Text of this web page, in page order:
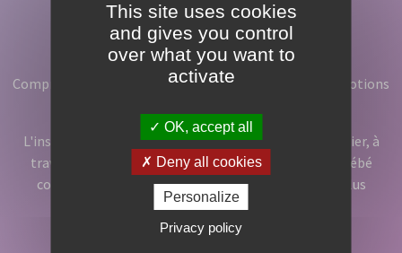
Comprendre
Comprendre que chaque enfant vit avec ses propres émotions
L'instructeur (trice) accompagne les parents à identifier, à
travers une observation fine, tous les signes que le bébé
communique. Les parents peuvent ainsi répondre plus
justement à ses besoins essentiels.
This site uses cookies
and gives you control
over what you want to
activate
OK, accept all
Deny all cookies
Personalize
Privacy policy